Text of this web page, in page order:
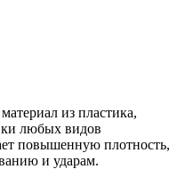
из пластика,
любых видов
повышенную плотность,
и ударам.